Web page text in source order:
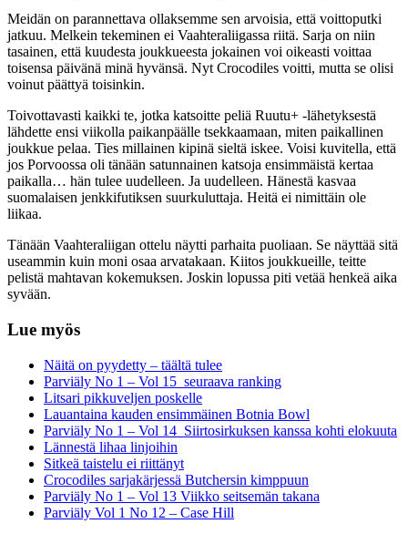
Meidän on parannettava ollaksemme sen arvoisia, että voittoputki
jatkuu. Melkein tekeminen ei Vaahteraliigassa riitä. Sarja on niin
tasainen, että kuudesta joukkueesta jokainen voi oikeasti voittaa
toisensa päivänä minä hyvänsä. Nyt Crocodiles voitti, mutta se olisi
voinut päättyä toisinkin.
Toivottavasti kaikki te, jotka katsoitte peliä Ruutu+ -lähetyksestä
lähdette ensi viikolla paikanpäälle tsekkaamaan, miten paikallinen
joukkue pelaa. Ties millainen kipinä sieltä iskee. Voisi kuvitella, että
jos Porvoossa oli tänään satunnainen katsoja ensimmäistä kertaa
paikalla… hän tulee uudelleen. Ja uudelleen. Hänestä kasvaa
suomalaisen jenkkifutiksen suurkuluttaja. Heitä ei nimittäin ole
liikaa.
Tänään Vaahteraliigan ottelu näytti parhaita puoliaan. Se näyttää sitä
useammin kuin moni osaa arvatakaan. Kiitos joukkueille, teitte
pelistä mahtavan kokemuksen. Joskin lopussa piti vetää henkeä aika
syvään.
Lue myös
Näitä on pyydetty – täältä tulee
Parviäly No 1 – Vol 15 seuraava ranking
Litsari pikkuveljen poskelle
Lauantaina kauden ensimmäinen Botnia Bowl
Parviäly No 1 – Vol 14 Siirtosirkuksen kanssa kohti elokuuta
Lännestä lihaa linjoihin
Sitkeä taistelu ei riittänyt
Crocodiles sarjakärjessä Butchersin kimppuun
Parviäly No 1 – Vol 13 Viikko seitsemän takana
Parviäly Vol 1 No 12 – Case Hill